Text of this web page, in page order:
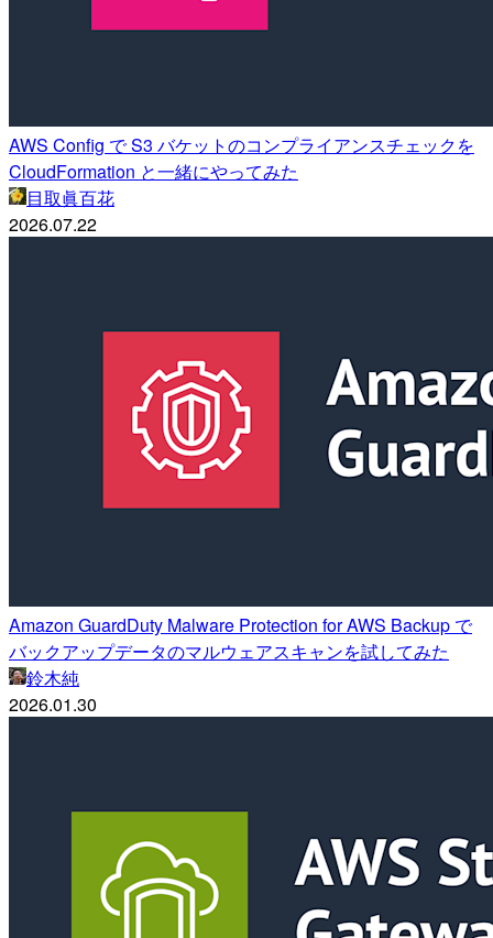
AWS Config で S3 バケットのコンプライアンスチェックを
CloudFormation と一緒にやってみた
目取眞百花
2026.07.22
Amazon GuardDuty Malware Protection for AWS Backup で
バックアップデータのマルウェアスキャンを試してみた
鈴木純
2026.01.30